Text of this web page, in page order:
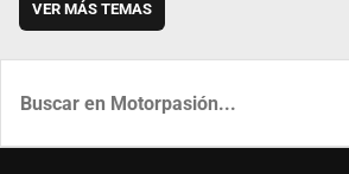
VER MÁS TEMAS